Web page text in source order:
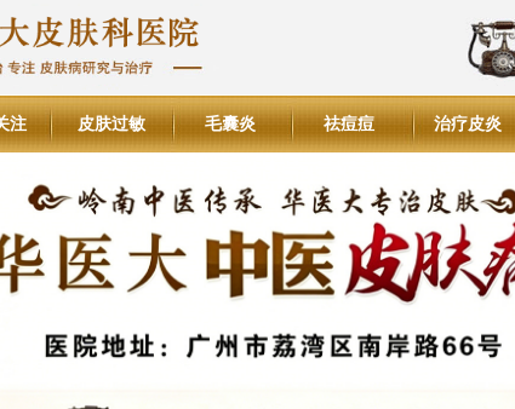
注 皮肤过敏 毛囊炎 祛痘痘 治疗皮炎